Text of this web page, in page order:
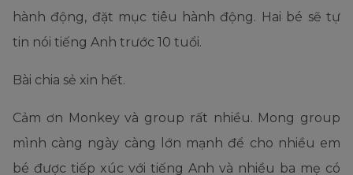
hành động, đặt mục tiêu hành động. Hai bé sẽ tự
tin nói tiếng Anh trước 10 tuổi.
Bài chia sẻ xin hết.
Cảm ơn Monkey và group rất nhiều. Mong group
mình càng ngày càng lớn mạnh để cho nhiều em
bé được tiếp xúc với tiếng Anh và nhiều ba mẹ có